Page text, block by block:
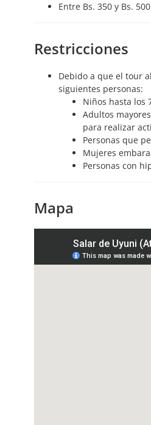
Entre Bs. 350 y Bs.
Restricciones
Debido a que el tour
siguientes personas:
Niños hasta los
Adultos
para realizar
Personas que
Mujeres
Personas con
Mapa